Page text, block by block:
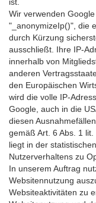
Wir verwenden
"_anonymizeIp()", die
durch Kürzung
ausschließt. Ihre IP-
innerhalb von
anderen
den Europäischen
wird die volle IP-
Google, auch in die
diesen
gemäß Art. 6 Abs. 1
liegt in der
Nutzerverhaltens zu
In unserem Auftrag
Websitennutzung
Websiteaktivitäten zu